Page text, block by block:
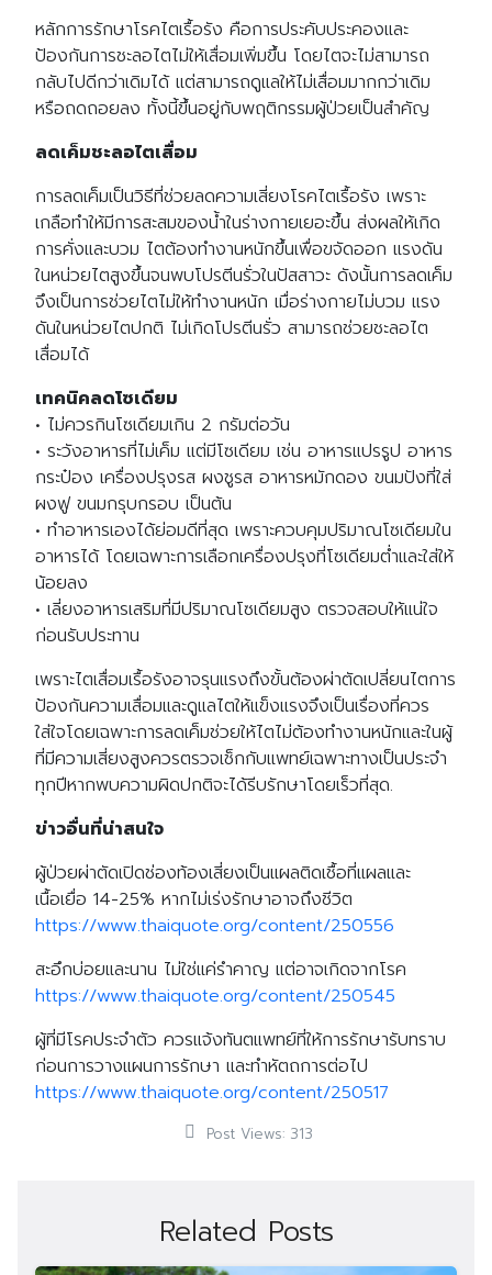
หลักการรักษาโรคไตเรื้อรัง คือการประคับประคองและ
ป้องกันการชะลอไตไม่ให้เสื่อมเพิ่มขึ้น โดยไตจะไม่สามารถ
กลับไปดีกว่าเดิมได้ แต่สามารถดูแลให้ไม่เสื่อมมากกว่าเดิม
หรือถดถอยลง ทั้งนี้ขึ้นอยู่กับพฤติกรรมผู้ป่วยเป็นสำคัญ
ลดเค็มชะลอไตเสื่อม
การลดเค็มเป็นวิธีที่ช่วยลดความเสี่ยงโรคไตเรื้อรัง เพราะ
เกลือทำให้มีการสะสมของน้ำในร่างกายเยอะขึ้น ส่งผลให้เกิด
การคั่งและบวม ไตต้องทำงานหนักขึ้นเพื่อขจัดออก แรงดัน
ในหน่วยไตสูงขึ้นจนพบโปรตีนรั่วในปัสสาวะ ดังนั้นการลดเค็ม
จึงเป็นการช่วยไตไม่ให้ทำงานหนัก เมื่อร่างกายไม่บวม แรง
ดันในหน่วยไตปกติ ไม่เกิดโปรตีนรั่ว สามารถช่วยชะลอไต
เสื่อมได้
เทคนิคลดโซเดียม
• ไม่ควรกินโซเดียมเกิน 2 กรัมต่อวัน
• ระวังอาหารที่ไม่เค็ม แต่มีโซเดียม เช่น อาหารแปรรูป อาหาร
กระป๋อง เครื่องปรุงรส ผงชูรส อาหารหมักดอง ขนมปังที่ใส่
ผงฟู ขนมกรุบกรอบ เป็นต้น
• ทำอาหารเองได้ย่อมดีที่สุด เพราะควบคุมปริมาณโซเดียมใน
อาหารได้ โดยเฉพาะการเลือกเครื่องปรุงที่โซเดียมต่ำและใส่ให้
น้อยลง
• เลี่ยงอาหารเสริมที่มีปริมาณโซเดียมสูง ตรวจสอบให้แน่ใจ
ก่อนรับประทาน
เพราะไตเสื่อมเรื้อรังอาจรุนแรงถึงขั้นต้องผ่าตัดเปลี่ยนไตการ
ป้องกันความเสื่อมและดูแลไตให้แข็งแรงจึงเป็นเรื่องที่ควร
ใส่ใจโดยเฉพาะการลดเค็มช่วยให้ไตไม่ต้องทำงานหนักและในผู้
ที่มีความเสี่ยงสูงควรตรวจเช็กกับแพทย์เฉพาะทางเป็นประจำ
ทุกปีหากพบความผิดปกติจะได้รีบรักษาโดยเร็วที่สุด.
ข่าวอื่นที่น่าสนใจ
ผู้ป่วยผ่าตัดเปิดช่องท้องเสี่ยงเป็นแผลติดเชื้อที่แผลและ
เนื้อเยื่อ 14-25% หากไม่เร่งรักษาอาจถึงชีวิต
https://www.thaiquote.org/content/250556
สะอึกบ่อยและนาน ไม่ใช่แค่รำคาญ แต่อาจเกิดจากโรค
https://www.thaiquote.org/content/250545
ผู้ที่มีโรคประจำตัว ควรแจ้งทันตแพทย์ที่ให้การรักษารับทราบ
ก่อนการวางแผนการรักษา และทำหัตถการต่อไป
https://www.thaiquote.org/content/250517
Post Views: 313
Related Posts